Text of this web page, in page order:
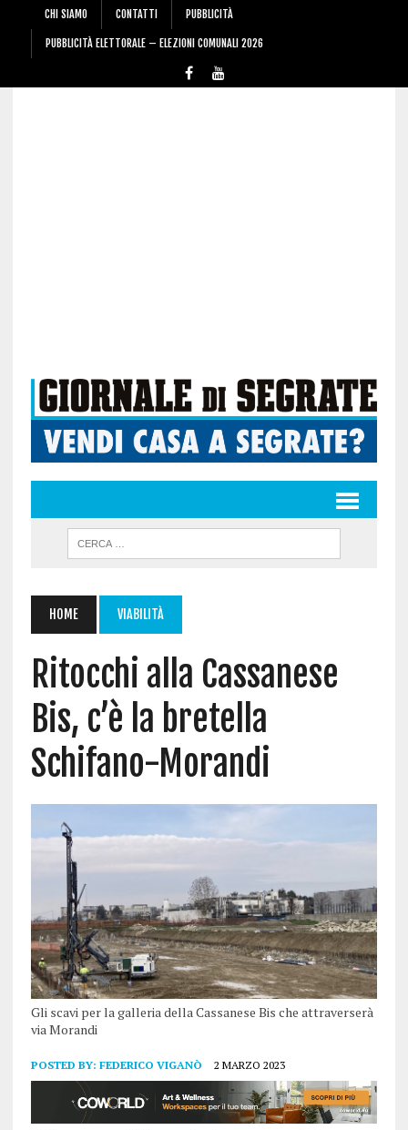
CHI SIAMO CONTATTI PUBBLICITÀ
PUBBLICITÀ ELETTORALE – ELEZIONI COMUNALI 2026
HOME VIABILITÀ
Ritocchi alla Cassanese
Bis, c’è la bretella
Schifano-Morandi
Gli scavi per la galleria della Cassanese Bis che attraverserà
via Morandi
POSTED BY: FEDERICO VIGANÒ 2 MARZO 2023